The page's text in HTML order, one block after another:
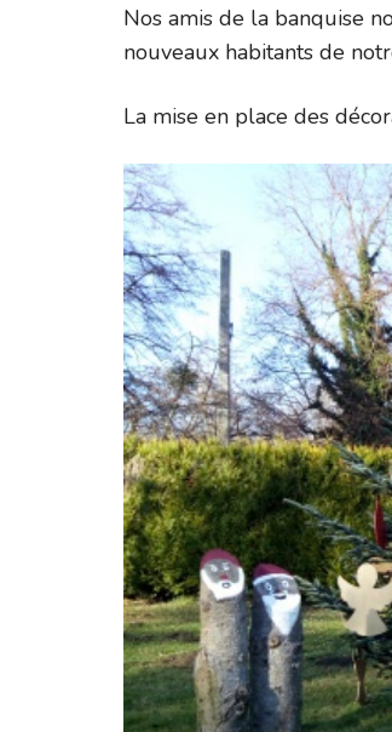
Nos amis de la banquise
nouveaux habitants de
La mise en place des